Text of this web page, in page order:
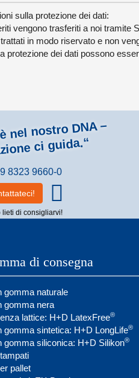
sulla protezione dei dati:
vengono trasferiti a noi tramite
in modo riservato e non
protezione dei dati possono
nel nostro DNA –
ci guida.“
8323 9660-0
lieti di consigliarvi!
di consegna
gomma naturale
gomma nera
lattice: H+D LatexFree®
gomma sintetica: H+D LongLife®
gomma siliconica: H+D Silikon®
pallet